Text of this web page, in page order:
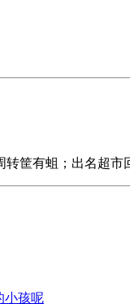
有蛆；出名超市
小孩呢